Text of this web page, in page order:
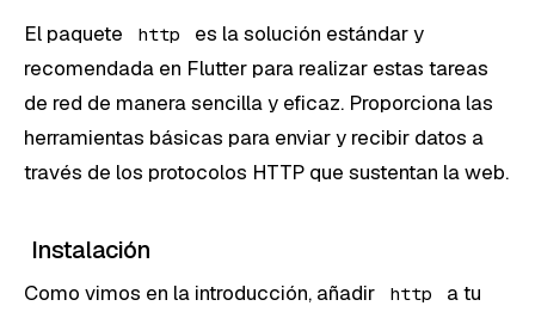
El paquete http
es la solución estándar y
recomendada en Flutter para realizar estas tareas
de red de manera sencilla y eficaz. Proporciona las
herramientas básicas para enviar y recibir datos a
través de los protocolos HTTP que sustentan la web.
Instalación
Como vimos en la introducción, añadir http
a tu